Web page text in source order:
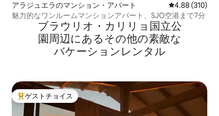
アラジュエラのマンション・アパート レビュー310
4.88 (310)
魅力的なワンルームマンションアパート、SJO空港まで7分
ブラウリオ・カリリョ国立公
園⁠周⁠辺⁠に⁠あ⁠るそ⁠の⁠他⁠の素⁠敵⁠な
バ⁠ケ⁠ー⁠シ⁠ョ⁠ン⁠レ⁠ン⁠タ⁠ル
大好評のゲストチョイスです。
ゲストチョイス